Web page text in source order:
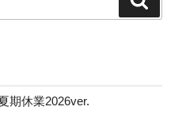
期休業2026ver.